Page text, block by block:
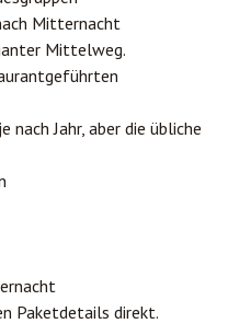
Mitternacht
Mittelweg.
Jahr, aber die übliche
Paketdetails direkt.